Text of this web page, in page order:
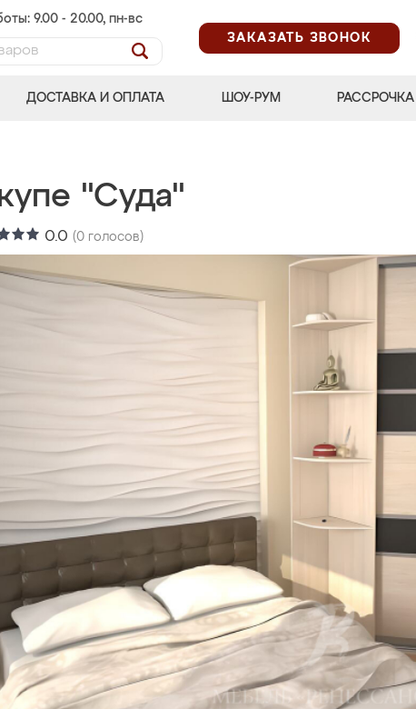
9.00 - 20.00, пн-вс
ЗАКАЗАТЬ ЗВОНОК
ДОСТАВКА И ОПЛАТА ШОУ-РУМ РАССРОЧКА
"Суда"
0.0 (0 голосов)